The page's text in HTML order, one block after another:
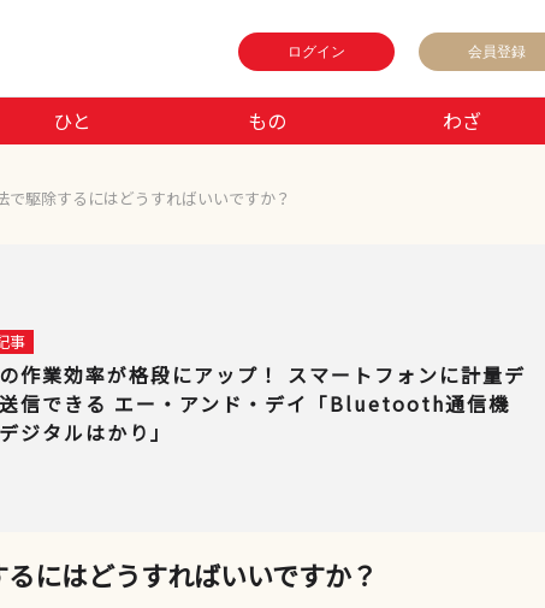
ログイン 会員登録
ひと もの わざ
駆除するにはどうすればいいですか？
事
作業効率が格段にアップ！ スマートフォンに計量デ
信できる エー・アンド・デイ「Bluetooth通信機
ジタルはかり」
にはどうすればいいですか？